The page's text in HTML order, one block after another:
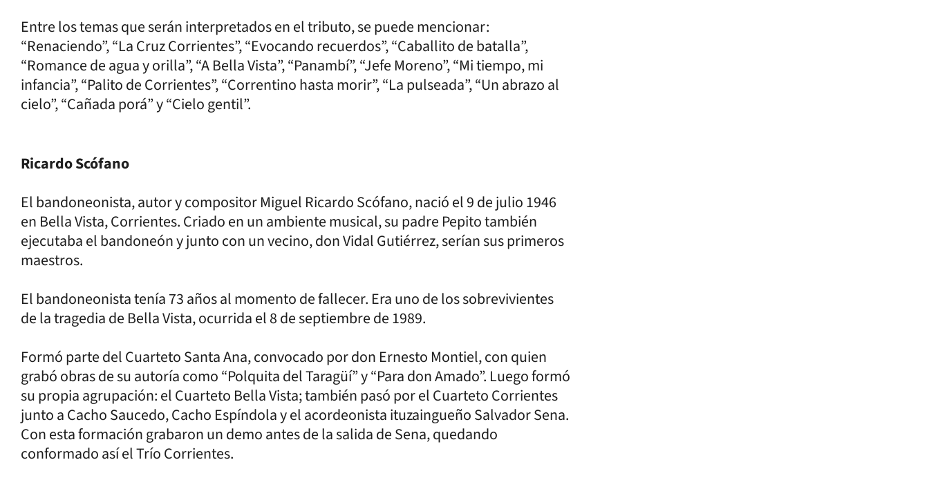
Entre los temas que serán interpretados en el tributo, se puede mencionar:
“Renaciendo”, “La Cruz Corrientes”, “Evocando recuerdos”, “Caballito de batalla”,
“Romance de agua y orilla”, “A Bella Vista”, “Panambí”, “Jefe Moreno”, “Mi tiempo, mi
infancia”, “Palito de Corrientes”, “Correntino hasta morir”, “La pulseada”, “Un abrazo al
cielo”, “Cañada porá” y “Cielo gentil”.
Ricardo Scófano
El bandoneonista, autor y compositor Miguel Ricardo Scófano, nació el 9 de julio 1946
en Bella Vista, Corrientes. Criado en un ambiente musical, su padre Pepito también
ejecutaba el bandoneón y junto con un vecino, don Vidal Gutiérrez, serían sus primeros
maestros.
El bandoneonista tenía 73 años al momento de fallecer. Era uno de los sobrevivientes
de la tragedia de Bella Vista, ocurrida el 8 de septiembre de 1989.
Formó parte del Cuarteto Santa Ana, convocado por don Ernesto Montiel, con quien
grabó obras de su autoría como “Polquita del Taragüí” y “Para don Amado”. Luego formó
su propia agrupación: el Cuarteto Bella Vista; también pasó por el Cuarteto Corrientes
junto a Cacho Saucedo, Cacho Espíndola y el acordeonista ituzaingueño Salvador Sena.
Con esta formación grabaron un demo antes de la salida de Sena, quedando
conformado así el Trío Corrientes.